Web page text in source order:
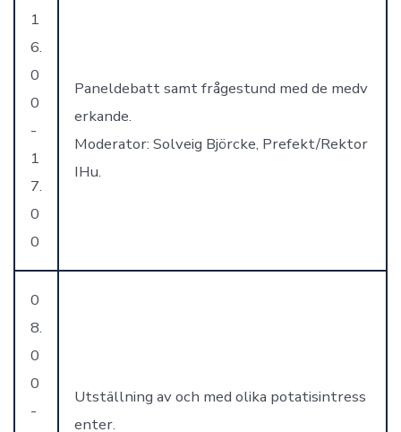
1
6.
0
0
-
1
7.
0
0
Paneldebatt samt frågestund med de medv
erkande.
Moderator: Solveig Björcke, Prefekt/Rektor
IHu.
0
8.
0
0
-
Utställning av och med olika potatisintress
enter.